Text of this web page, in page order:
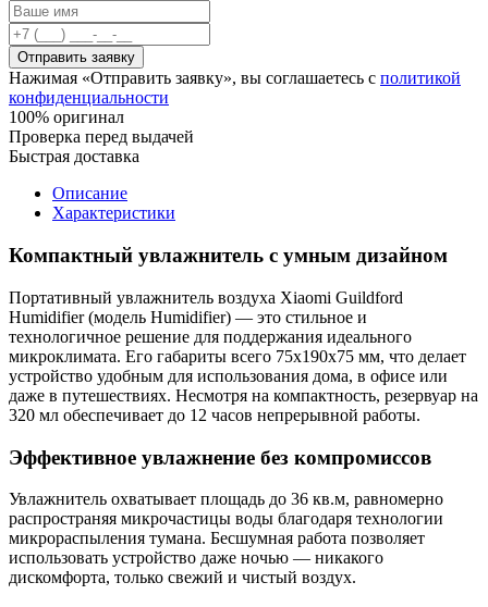
Отправить заявку
Нажимая «Отправить заявку», вы соглашаетесь с политикой
конфиденциальности
100% оригинал
Проверка перед выдачей
Быстрая доставка
Описание
Характеристики
Компактный увлажнитель с умным дизайном
Портативный увлажнитель воздуха Xiaomi Guildford
Humidifier (модель Humidifier) — это стильное и
технологичное решение для поддержания идеального
микроклимата. Его габариты всего 75x190x75 мм, что делает
устройство удобным для использования дома, в офисе или
даже в путешествиях. Несмотря на компактность, резервуар на
320 мл обеспечивает до 12 часов непрерывной работы.
Эффективное увлажнение без компромиссов
Увлажнитель охватывает площадь до 36 кв.м, равномерно
распространяя микрочастицы воды благодаря технологии
микрораспыления тумана. Бесшумная работа позволяет
использовать устройство даже ночью — никакого
дискомфорта, только свежий и чистый воздух.